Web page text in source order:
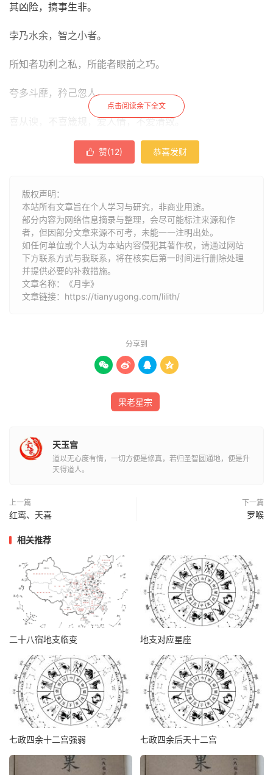
其凶险，搞事生非。
孛乃水余，智之小者。
所知者功利之私，所能者眼前之巧。
夸多斗靡，矜己忽人。
喜从谀，不喜箴规，爱人情，不爱清致。
泊阳刃咸池，则赌博为生。
与紫气同会反为柔弱之人，只是内藏奸计。
到天门乃着朱衣之所，外貌有余，
爱声名喜功利，到狮子则狠而无礼，饕而有余。
到磨羯则暗计难量，外假尊重内实娇淫。
此星十二宫皆脱裸，却来亥上着朱衣。
点击阅读余下全文
 赞(12) 恭喜发财
版权声明：
本站所有文章旨在个人学习与研究，非商业用途。
部分内容为网络信息摘录与整理，会尽可能标注来源和作
者，但因部分文章来源不可考，未能一一注明出处。
如任何单位或个人认为本站内容侵犯其著作权，请通过网站
下方联系方式与我联系​​，将在核实后第一时间进行删除处理
并提供必要的补救措施。
文章名称：《月孛》
文章链接： https://tianyugong.com/lilith/
分享到
   
果老星宗
天玉宫
道以无心度有情，一切方便是修真，若归圣智圆通地，便是升
天得道人。
上一篇
红鸾、天喜
下一篇
罗喉
相关推荐
二十八宿地支临变 地支对应星座
七政四余十二宫强弱 七政四余后天十二宫